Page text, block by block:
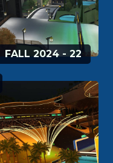
FALL 2024 - 22